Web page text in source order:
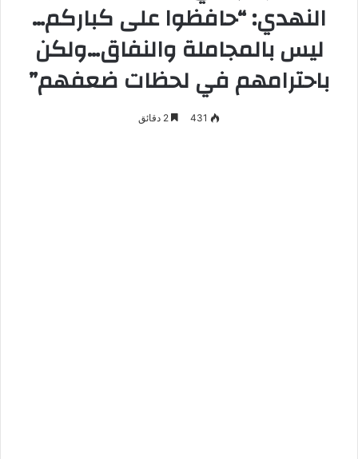
النهدي: “حافظوا على كباركم…
ليس بالمجاملة والنفاق…ولكن
باحترامهم في لحظات ضعفهم”
431